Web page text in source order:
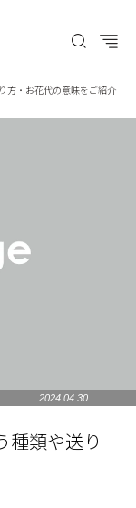
方・お花代の意味をご紹介
2024.04.30
種類や送り